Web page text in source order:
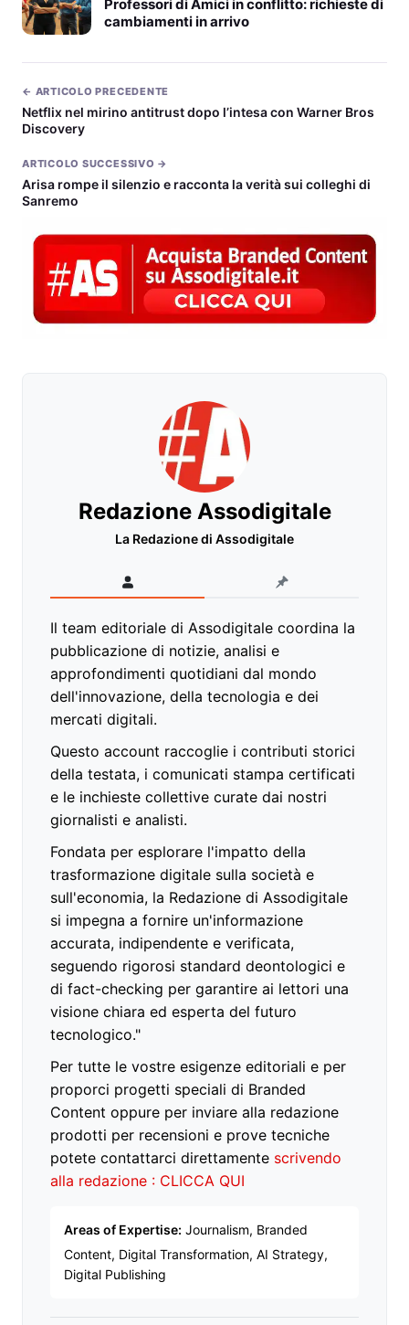
Professori di Amici in conflitto: richieste di
cambiamenti in arrivo
← ARTICOLO PRECEDENTE
Netflix nel mirino antitrust dopo l’intesa con Warner Bros
Discovery
ARTICOLO SUCCESSIVO →
Arisa rompe il silenzio e racconta la verità sui colleghi di
Sanremo
Redazione Assodigitale
La Redazione di Assodigitale
Il team editoriale di Assodigitale coordina la
pubblicazione di notizie, analisi e
approfondimenti quotidiani dal mondo
dell'innovazione, della tecnologia e dei
mercati digitali.
Questo account raccoglie i contributi storici
della testata, i comunicati stampa certificati
e le inchieste collettive curate dai nostri
giornalisti e analisti.
Fondata per esplorare l'impatto della
trasformazione digitale sulla società e
sull'economia, la Redazione di Assodigitale
si impegna a fornire un'informazione
accurata, indipendente e verificata,
seguendo rigorosi standard deontologici e
di fact-checking per garantire ai lettori una
visione chiara ed esperta del futuro
tecnologico."
Per tutte le vostre esigenze editoriali e per
proporci progetti speciali di Branded
Content oppure per inviare alla redazione
prodotti per recensioni e prove tecniche
potete contattarci direttamente scrivendo
alla redazione : CLICCA QUI
Areas of Expertise: Journalism, Branded
Content, Digital Transformation, AI Strategy,
Digital Publishing